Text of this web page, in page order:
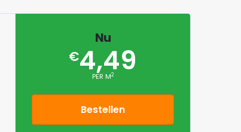
Nu
€4,49
PER M2
Bestellen